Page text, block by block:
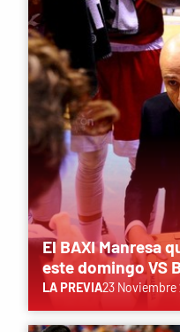
El BAXI Manresa
este domingo VS
LA PREVIA23 Noviembre